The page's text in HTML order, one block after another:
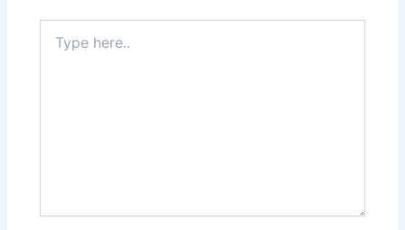
here..